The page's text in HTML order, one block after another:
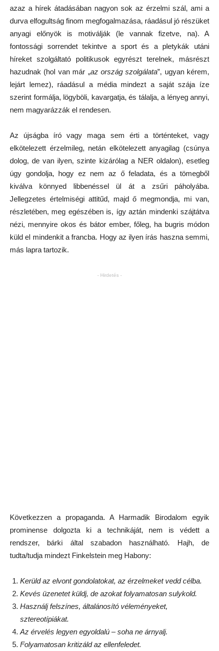
azaz a hírek átadásában nagyon sok az érzelmi szál, ami a
durva elfogultság finom megfogalmazása, ráadásul jó részüket
anyagi előnyök is motiválják (le vannak fizetve, na). A
fontossági sorrendet tekintve a sport és a pletykák utáni
híreket szolgáltató politikusok egyrészt terelnek, másrészt
hazudnak (hol van már „az ország szolgálata”, ugyan kérem,
lejárt lemez), ráadásul a média mindezt a saját szája íze
szerint formálja, lögyböli, kavargatja, és tálalja, a lényeg annyi,
nem magyarázzák el rendesen.
Az újságba író vagy maga sem érti a történteket, vagy
elkötelezett érzelmileg, netán elkötelezett anyagilag (csúnya
dolog, de van ilyen, szinte kizárólag a NER oldalon), esetleg
úgy gondolja, hogy ez nem az ő feladata, és a tömegből
kiválva könnyed libbenéssel ül át a zsűri páholyába.
Jellegzetes értelmiségi attitűd, majd ő megmondja, mi van,
részletében, meg egészében is, így aztán mindenki szájtátva
nézi, mennyire okos és bátor ember, főleg, ha bugris módon
küld el mindenkit a francba. Hogy az ilyen írás haszna semmi,
más lapra tartozik.
- Hirdetés -
Következzen a propaganda. A Harmadik Birodalom egyik
prominense dolgozta ki a technikáját, nem is védett a
rendszer, bárki által szabadon használható. Hajh, de
tudta/tudja mindezt Finkelstein meg Habony:
Kerüld az elvont gondolatokat, az érzelmeket vedd célba.
Kevés üzenetet küldj, de azokat folyamatosan sulykold.
Használj felszínes, általánosító véleményeket,
sztereotípiákat.
Az érvelés legyen egyoldalú – soha ne árnyalj.
Folyamatosan kritizáld az ellenfeledet.